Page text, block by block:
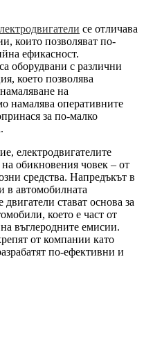
се отличава
които позволяват по-
ефикасност.
оборудвани с различни
което позволява
на
намалява оперативните
за по-малко
електродвигателите
обикновения човек – от
средства. Напредъкът в
в автомобилната
стават основа за
което е част от
въглеродните емисии.
от компании като
по-ефективни и